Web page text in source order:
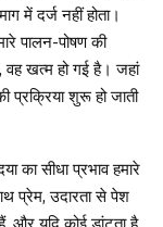
में दर्ज नहीं होता।
पालन-पोषण की
खत्म हो गई है। जहां
प्रक्रिया शुरू हो जाती
का सीधा प्रभाव हमारे
प्रेम, उदारता से पेश